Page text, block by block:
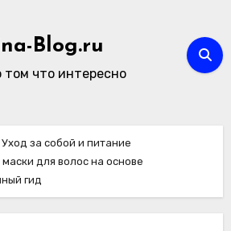
Blog.ru
том что интересно
Уход за собой и питание
для волос на основе
гид